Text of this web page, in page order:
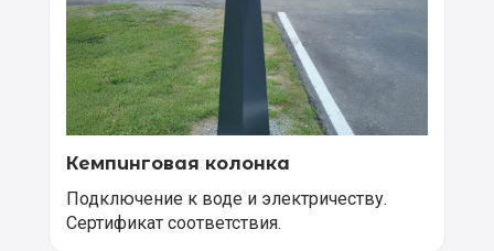
Кемпинговая колонка
Подключение к воде и электричеству.
Сертификат соответствия.